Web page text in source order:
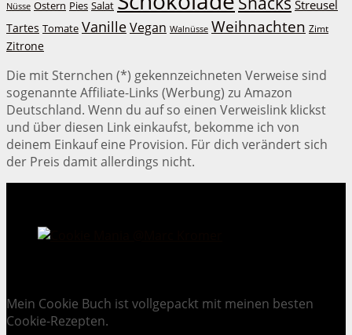
Nüsse Ostern Pies Salat
Streusel
Tartes Tomate VanilleVegan Walnüsse Weihnachten Zimt
Zitrone
Die mit Sternchen (*) gekennzeichneten Verweise sind
sogenannte Affiliate-Links (Werbung) zu Amazon
Deutschland. Wenn du auf so einen Verweislink klickst
und über diesen Link einkaufst, bekomme ich von
deinem Einkauf eine Provision. Für dich verändert sich
der Preis damit allerdings nicht.
Mein Cookie Buch ist vollgepackt mit meinen besten
Cookie-Rezepten.